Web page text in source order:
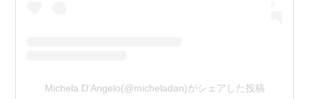
Michela D’Angelo(@micheladan)がシェアした投稿